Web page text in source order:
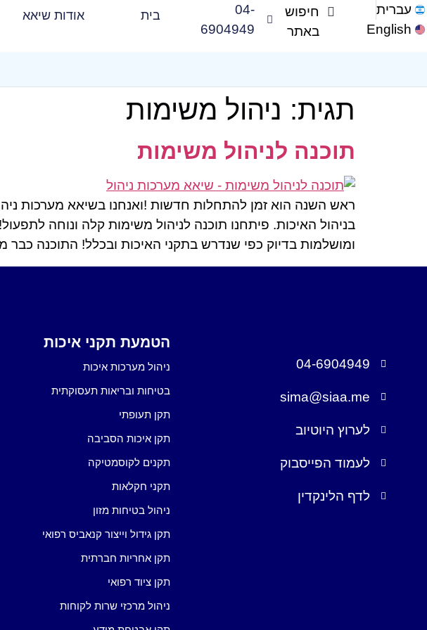
עברית
English
04-
6904949
בית אודות שיאא
תגית: ניהול משימות
תוכנה לניהול משימות
ראש השנה הוא זמן להתחלות חדשות !ואנחנו בשיאא מערכות
בניהול האיכות. פיתחנו תוכנה לניהול משימות קלה ונוחה
ומושלמות בדיוק כפי שנדרש בתקני האיכות ובכלל! התוכנה
04-6904949
sima@siaa.me
לערוץ היוטיוב
לעמוד הפייסבוק
לדף הלינקדין
הטמעת תקני איכות
ניהול מערכות איכות
בטיחות ובריאות תעסוקתית
תקן תעופתי
תקן איכות הסביבה
תקנים לקוסמטיקה
תקני חקלאות
ניהול בטיחות מזון
תקן גידול וייצור קנאביס רפואי
תקן אחריות חברתית
תקן ציוד רפואי
ניהול מרכזי שרות לקוחות